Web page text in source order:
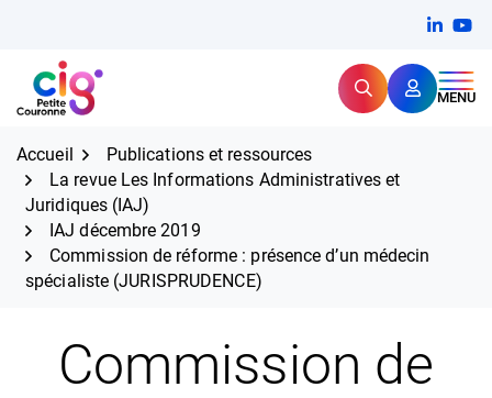
contenu
CIG Petite Couronne RechercherMENU
Expertise et proximité pour
Accueil
Publications et ressources
La revue Les Informations Administratives et
Juridiques (IAJ)
IAJ décembre 2019
Commission de réforme : présence d’un médecin
spécialiste (JURISPRUDENCE)
Commission de